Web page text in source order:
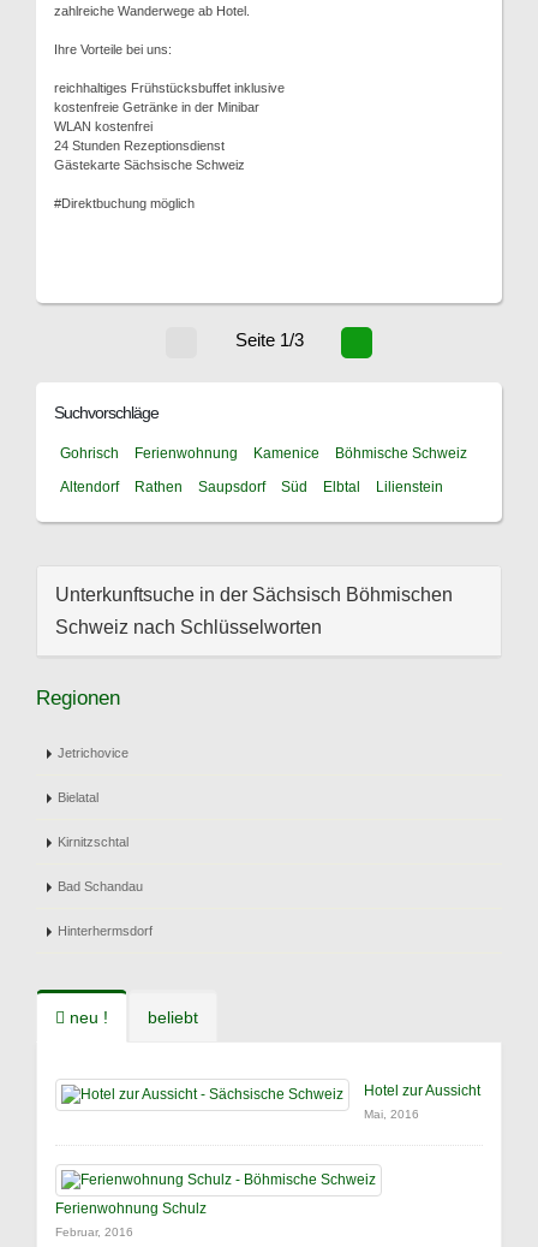
zahlreiche Wanderwege ab Hotel.
Ihre Vorteile bei uns:
reichhaltiges Frühstücksbuffet inklusive
kostenfreie Getränke in der Minibar
WLAN kostenfrei
24 Stunden Rezeptionsdienst
Gästekarte Sächsische Schweiz
#Direktbuchung möglich
Seite 1/3
Suchvorschläge
Gohrisch Ferienwohnung Kamenice
Böhmische Schweiz
Altendorf
Rathen Saupsdorf Süd Elbtal Lilienstein
Unterkunftsuche in der Sächsisch Böhmischen
Schweiz nach Schlüsselworten
Regionen
Jetrichovice
Bielatal
Kirnitzschtal
Bad Schandau
Hinterhermsdorf
neu ! beliebt
Hotel zur Aussicht
Mai, 2016
Ferienwohnung Schulz
Februar, 2016